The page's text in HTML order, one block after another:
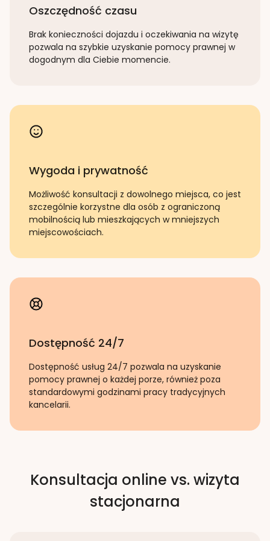
Oszczędność czasu
Brak konieczności dojazdu i oczekiwania na wizytę
pozwala na szybkie uzyskanie pomocy prawnej w
dogodnym dla Ciebie momencie.
Wygoda i prywatność
Możliwość konsultacji z dowolnego miejsca, co jest
szczególnie korzystne dla osób z ograniczoną
mobilnością lub mieszkających w mniejszych
miejscowościach.
Dostępność 24/7
Dostępność usług 24/7 pozwala na uzyskanie
pomocy prawnej o każdej porze, również poza
standardowymi godzinami pracy tradycyjnych
kancelarii.
Konsultacja online vs. wizyta
stacjonarna